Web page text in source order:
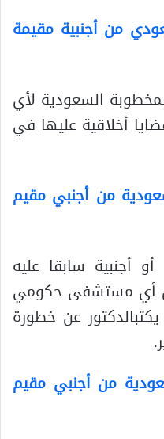
من أجنبية مقيمة
السعودية لأي
أخلاقية عليها في
من أجنبي مقيم
أجنبية سابقا عليه
من أي مستشفى حكومي
عن خطورة
من أجنبي مقيم